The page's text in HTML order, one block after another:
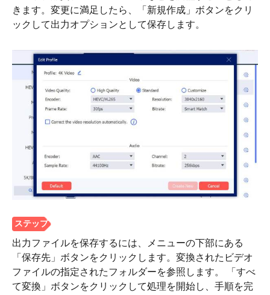
ステップ
きます。変更に満足したら、「新規作成」ボタンをクリ
ックして出力オプションとして保存します。
出力ファイルを保存するには、メニューの下部にある
「保存先」ボタンをクリックします。変換されたビデオ
ファイルの指定されたフォルダーを参照します。 「すべ
て変換」ボタンをクリックして処理を開始し、手順を完